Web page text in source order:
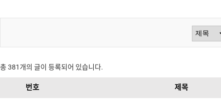
검
총 381 개의 글이 등록되어 있습니다.
번호 제목